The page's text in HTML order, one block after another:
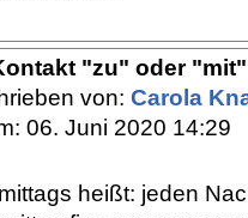
"zu" oder
von: Carola
06. Juni 2020 14:29
heißt: jeden